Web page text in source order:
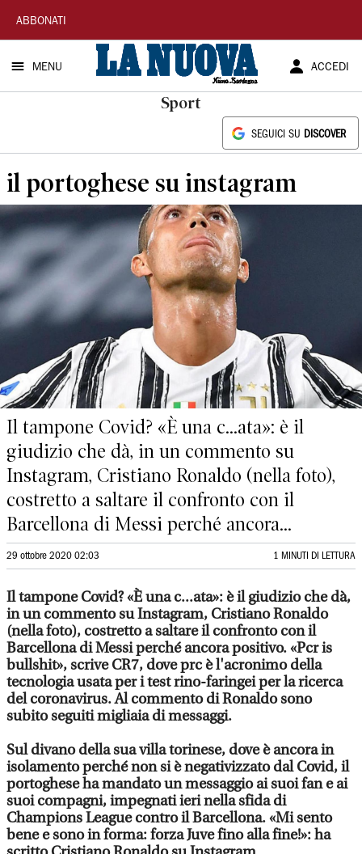
La
Nuova
Sardegna
ABBONATI
MENU ACCEDI
Sport
SEGUICI SU DISCOVER
il portoghese su instagram
Il tampone Covid? «È una c...ata»: è il
giudizio che dà, in un commento su
Instagram, Cristiano Ronaldo (nella foto),
costretto a saltare il confronto con il
Barcellona di Messi perché ancora...
29 ottobre 2020 02:03 1 MINUTI DI LETTURA
Il tampone Covid? «È una c...ata»: è il giudizio che dà,
in un commento su Instagram, Cristiano Ronaldo
(nella foto), costretto a saltare il confronto con il
Barcellona di Messi perché ancora positivo. «Pcr is
bullshit», scrive CR7, dove prc è l'acronimo della
tecnologia usata per i test rino-faringei per la ricerca
del coronavirus. Al commento di Ronaldo sono
subito seguiti migliaia di messaggi.
Sul divano della sua villa torinese, dove è ancora in
isolamento perché non si è negativizzato dal Covid, il
portoghese ha mandato un messaggio ai suoi fan e ai
suoi compagni, impegnati ieri nella sfida di
Champions League contro il Barcellona. «Mi sento
bene e sono in forma: forza Juve fino alla fine!»: ha